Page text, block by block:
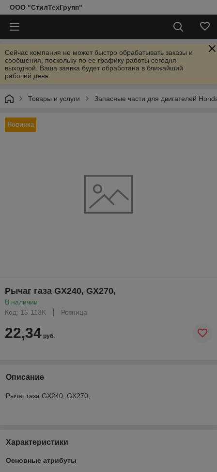
ООО "СтилТехГрупп"
Сейчас компания не может быстро обрабатывать заказы и
сообщения, поскольку по ее графику работы сегодня
выходной. Ваша заявка будет обработана в ближайший
рабочий день.
Товары и услуги Запасные части для двигателей
Новинка
Рычаг газа GX240, GX270,
В наличии
Код: 15-113K
Розница
22,34 руб.
Описание
Рычаг газа GX240, GX270,
Характеристики
Основные атрибуты